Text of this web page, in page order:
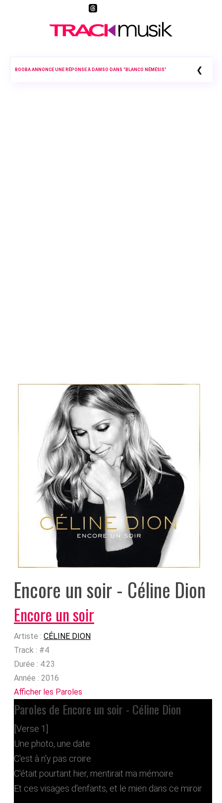
BOOBA ANNONCE UNE RÉPONSE À DAMSO DANS “BLANCO NÉMÉSIS” ❮
Encore un soir - Céline Dion
Encore un soir
Artiste : CÉLINE DION
Track : #4
Durée : 4:23
Année : 2016
Afficher les Paroles
Paroles de Encore un soir - Céline Dion
[Verse 1]
Une photo, une date
C'est à n'y pas croire
C'était pourtant hier, mentirait ma mémoire
Et ces visages d'enfants, et le mien dans ce miroir